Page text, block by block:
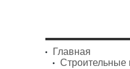
Главная
Строительные